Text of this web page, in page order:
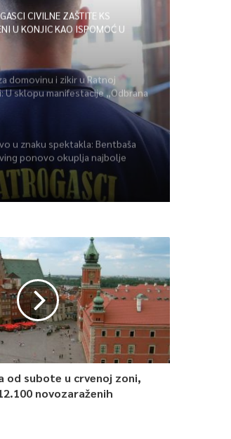
CIVILNE ZAŠTITE KS
U KONJIC KAO ISPOMOĆ U
POŽARA
domovinu i zikir u Ratnoj
U sklopu manifestacije „Odbrana
Igman 2026“ odana počast
u znaku spektakla: Bentbaša
ponovo okuplja najbolje
i vrhunsku zabavu
od subote u crvenoj zoni,
novozaraženih